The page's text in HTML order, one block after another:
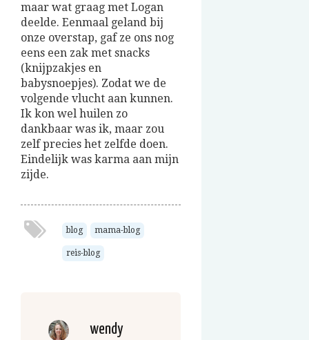
maar wat graag met Logan
deelde. Eenmaal geland bij
onze overstap, gaf ze ons nog
eens een zak met snacks
(knijpzakjes en
babysnoepjes). Zodat we de
volgende vlucht aan kunnen.
Ik kon wel huilen zo
dankbaar was ik, maar zou
zelf precies het zelfde doen.
Eindelijk was karma aan mijn
zijde.
blog mama-blog
reis-blog
wendy